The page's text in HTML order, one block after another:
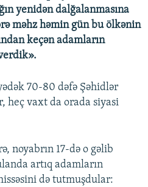
yenidən dalğalanmasına
məhz həmin gün bu ölkənin
keçən adamların
70-80 dəfə Şəhidlər
heç vaxt da orada siyasi
noyabrın 17-də o gəlib
artıq adamların
də tutmuşdular: